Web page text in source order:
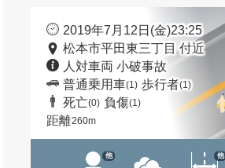
2019年7月12日(金)23:25
松本市平田東三丁目 付近
人対車両 小破事故
普通乗用車(1) 歩行者(1)
死亡(0) 負傷(1)
距離260m
他 他